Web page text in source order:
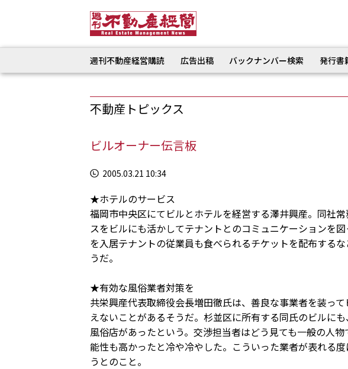
週刊不動産経営購読 広告出稿 バックナンバー検索 発行書
不動産トピックス
ビルオーナー伝言板
2005.03.21 10:34
★ホテルのサービス
福岡市中央区にてビルとホテルを経営する澤井興産。同社
スをビルにも活かしてテナントとのコミュニケーションを
を入居テナントの従業員も食べられるチケットを配布する
うだ。
★有効な風俗業者対策を
共栄興産代表取締役会長増田徹氏は、善良な事業者を装っ
えないことがあるそうだ。杉並区に所有する同氏のビルに
風俗店があったという。交渉担当者はどう見ても一般の人
能性も高かったと冷や冷やした。こういった業者が表れる
うとのこと。